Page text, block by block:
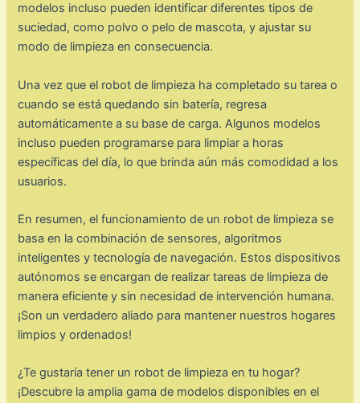
modelos incluso pueden identificar diferentes tipos de
suciedad, como polvo o pelo de mascota, y ajustar su
modo de limpieza en consecuencia.
Una vez que el robot de limpieza ha completado su tarea o
cuando se está quedando sin batería, regresa
automáticamente a su base de carga. Algunos modelos
incluso pueden programarse para limpiar a horas
específicas del día, lo que brinda aún más comodidad a los
usuarios.
En resumen, el funcionamiento de un robot de limpieza se
basa en la combinación de sensores, algoritmos
inteligentes y tecnología de navegación. Estos dispositivos
autónomos se encargan de realizar tareas de limpieza de
manera eficiente y sin necesidad de intervención humana.
¡Son un verdadero aliado para mantener nuestros hogares
limpios y ordenados!
¿Te gustaría tener un robot de limpieza en tu hogar?
¡Descubre la amplia gama de modelos disponibles en el